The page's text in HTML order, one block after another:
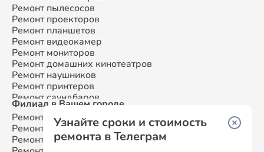
Ремонт пылесосов
Ремонт проекторов
Ремонт планшетов
Ремонт видеокамер
Ремонт мониторов
Ремонт домашних кинотеатров
Ремонт наушников
Ремонт принтеров
Ремонт саундбаров
Ремонт VR систем
Ремонт сабвуферов
Ремонт посудомоечных машин
Филиал в Вашем городе
Ремонт SamsungМосква
Ремонт SamsungСанкт-Петербург
Ремонт SamsungКраснодар
Узнайте сроки и стоимость
ремонта в Телеграм